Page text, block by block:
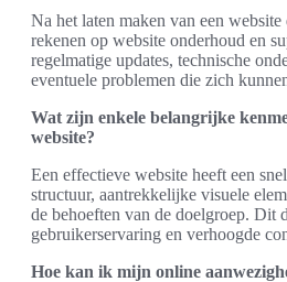
Na het laten maken van een
rekenen op website onderhoud en
regelmatige updates, technische
eventuele problemen die zich
Wat zijn enkele belangrijke
website?
Een effectieve website heeft een
structuur, aantrekkelijke visuele
de behoeften van de doelgroep. Dit
gebruikerservaring en verhoogde
Hoe kan ik mijn online